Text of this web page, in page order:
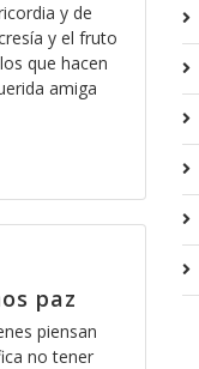
y de
y el fruto
que hacen
amiga
paz
piensan
no tener